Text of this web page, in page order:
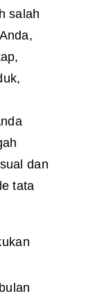
salah
dan
tata